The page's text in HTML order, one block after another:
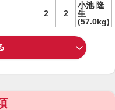
2 2
小池 隆
生
(57.0kg)